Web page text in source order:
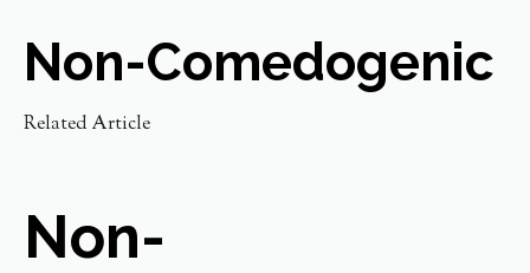
Non-Comedogenic
Related Article
Non-